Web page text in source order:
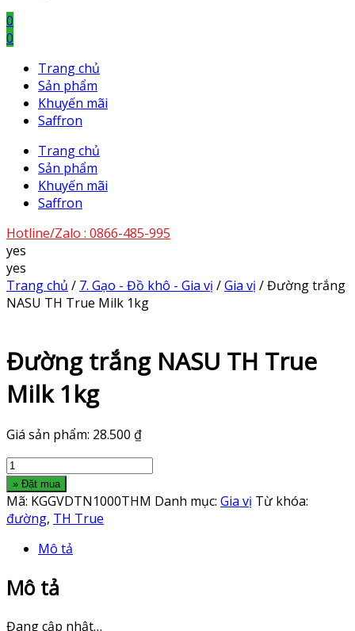
0
0
Trang chủ
Sản phẩm
Khuyến mãi
Saffron
Trang chủ
Sản phẩm
Khuyến mãi
Saffron
Hotline/Zalo : 0866-485-995
yes
yes
Trang chủ / 7. Gạo - Đồ khô - Gia vị /Gia vị / Đường trắng
NASU TH True Milk 1kg
Đường trắng NASU TH True
Milk 1kg
Giá sản phẩm: 28.500 ₫
Đường
trắng
NASU
TH
Milk
số
» Đặt mua
Mã: KGGVDTN1000THM Danh mục: Gia vị Từ khóa:
đường, TH True
Mô tả
Mô tả
Đang cập nhật…